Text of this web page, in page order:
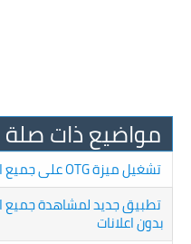
مواضيع ذات صلة
تشغيل ميزة OTG على جميع الأجهزة و حل جميع ماشكلها
بدون اعلانات